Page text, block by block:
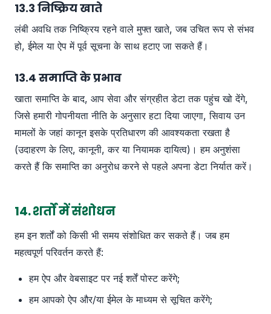
13.3 निष्क्रिय खाते
लंबी अवधि तक निष्क्रिय रहने वाले मुफ्त खाते, जब उचित रूप से संभव
हो, ईमेल या ऐप में पूर्व सूचना के साथ हटाए जा सकते हैं।
13.4 समाप्ति के प्रभाव
खाता समाप्ति के बाद, आप सेवा और संग्रहीत डेटा तक पहुंच खो देंगे,
जिसे हमारी गोपनीयता नीति के अनुसार हटा दिया जाएगा, सिवाय उन
मामलों के जहां कानून इसके प्रतिधारण की आवश्यकता रखता है
(उदाहरण के लिए, कानूनी, कर या नियामक दायित्व)। हम अनुशंसा
करते हैं कि समाप्ति का अनुरोध करने से पहले अपना डेटा निर्यात करें।
14. शर्तों में संशोधन
हम इन शर्तों को किसी भी समय संशोधित कर सकते हैं। जब हम
महत्वपूर्ण परिवर्तन करते हैं:
हम ऐप और वेबसाइट पर नई शर्तें पोस्ट करेंगे;
हम आपको ऐप और/या ईमेल के माध्यम से सूचित करेंगे;